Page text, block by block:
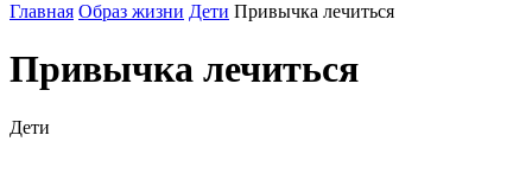
Главная Образ жизни Дети Привычка лечиться
Привычка лечиться
Дети